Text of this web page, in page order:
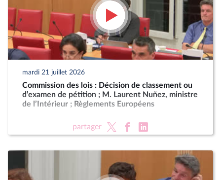
mardi 21 juillet 2026
Commission des lois : Décision de classement ou
d’examen de pétition ; M. Laurent Nuñez, ministre
de l’Intérieur ; Règlements Européens
partager